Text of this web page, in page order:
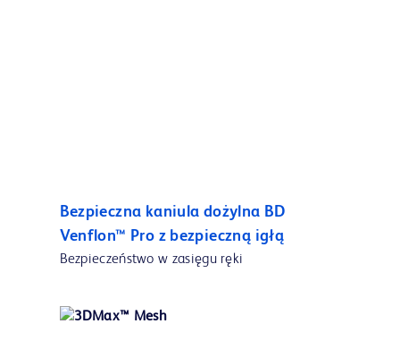
Bezpieczna kaniula dożylna BD
Venflon™ Pro z bezpieczną igłą
Bezpieczeństwo w zasięgu ręki